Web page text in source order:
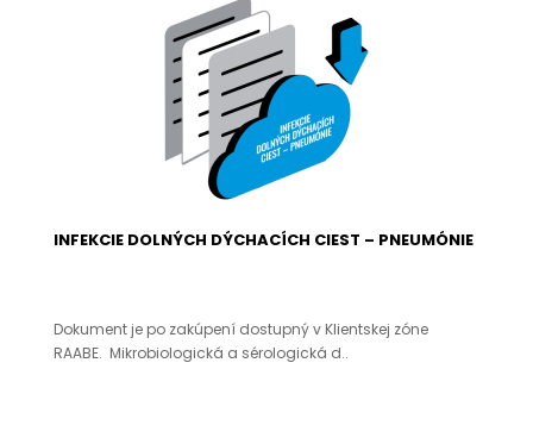
INFEKCIE DOLNÝCH DÝCHACÍCH CIEST – PNEUMÓNIE
Dokument je po zakúpení dostupný v Klientskej zóne
RAABE. Mikrobiologická a sérologická d..